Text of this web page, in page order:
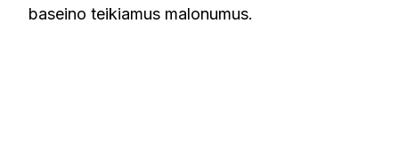
baseino teikiamus malonumus.